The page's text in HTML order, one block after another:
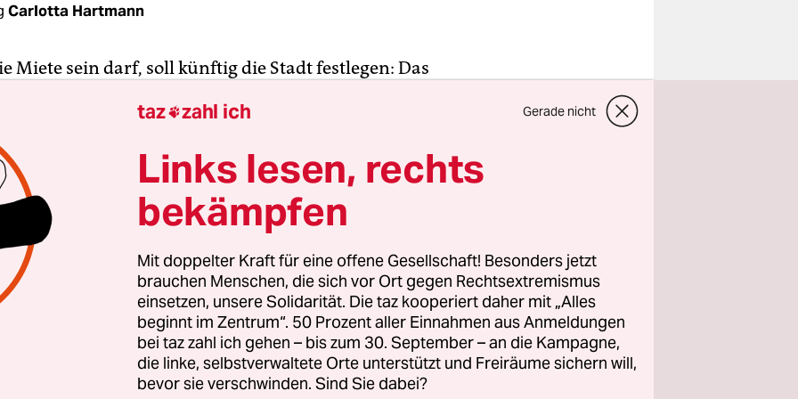
Carlotta Hartmann
Miete sein darf, soll künftig die Stadt festlegen: Das
beim taz Salon am Dienstagabend. Einen
Antrag will ihre Fraktion im Februar in der
Bürgerschaft einbringen. In dem Antrag bezieht sie
Artikel in der Juristenzeitung
, in dem der Jurist Peter
dass auch Bundesländer die Mieten mit Landesgesetzen
Derzeit erlässt der Bund die gesetzlichen Regelungen
Mietpreise. Weber argumentiert, das sei Sache der
Woche hatte die Berliner SPD auf den Artikel
und einen Mietendeckel für die Berliner Innenstadt ins
taz zahl ich Gerade nicht
Links lesen, rechts
bekämpfen
Mit doppelter Kraft für eine offene Gesellschaft! Besonders jetzt
brauchen Menschen, die sich vor Ort gegen Rechtsextremismus
einsetzen, unsere Solidarität. Die taz kooperiert daher mit „Alles
beginnt im Zentrum“. 50 Prozent aller Einnahmen aus Anmeldungen
bei taz zahl ich gehen – bis zum 30. September – an die Kampagne,
die linke, selbstverwaltete Orte unterstützt und Freiräume sichern will,
bevor sie verschwinden. Sind Sie dabei?